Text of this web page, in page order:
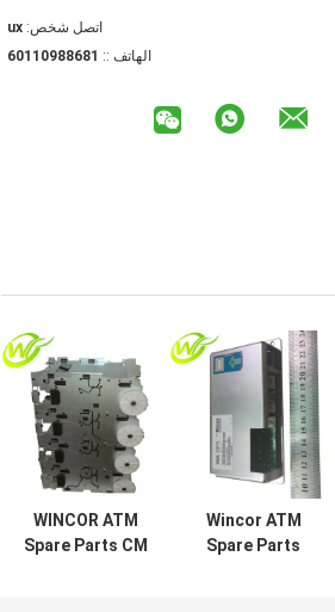
اتصل شخص: xu
الهاتف :: 18688901106
Wincor ATM
Spare Parts
WINCOR ATM
Spare Parts CM